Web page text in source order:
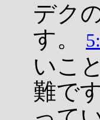
デク
す。
いこ
難で